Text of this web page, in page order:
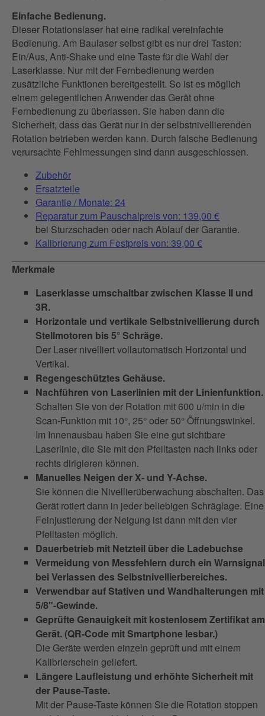
Einfache Bedienung.
Dieser Rotationslaser hat eine radikal vereinfachte
Bedienung. Am Baulaser selbst gibt es nur drei Tasten:
Ein/Aus, Anti-Shake und eine Taste für die Wahl der
Laserklasse. Nur mit der Fernbedienung werden
zusätzliche Funktionen bereitgestellt. So ist es möglich
einem gelegentlichen Anwender das Gerät ohne
Fernbedienung zu überlassen. Sie haben dann die
Sicherheit, dass das Gerät nur in der selbstnivellierenden
Rotation betrieben werden kann. Durch falsche Bedienung
verursachte Fehlmessungen sind dann ausgeschlossen.
Zubehör
Ersatzteile
Garantie / Monate: 24
Reparatur zum Pauschalpreis von: 139,00 €
bei Sturzschaden oder nach Ablauf der Garantie.
Kalibrierung zum Festpreis von: 39,00 €
Merkmale
Laserklasse umschaltbar zwischen Klasse II und
3R.
Horizontale und vertikale Selbstnivellierung durch
Stellmotoren bis 5° Schräge.
Der Laser nivelliert vollautomatisch Horizontal und
Vertikal.
Regengeschütztes Gehäuse.
Nachführen von Laserlinien mit der Linienfunktion.
Schalten Sie von der Rotation mit 600 u/min in die
Scan-Funktion mit 10°, 25° oder 50° Öffnungswinkel.
Im Innenausbau haben Sie eine gut sichtbare
Laserlinie, die Sie mit den Pfeiltasten nach links oder
rechts dirigieren können.
Manuelles Neigen der X- und Y-Achse.
Sie können die Nivellierüberwachung abschalten. Das
Gerät rotiert dann in jeder beliebigen Schräglage. Eine
Feinjustierung der Neigung ist dann mit den vier
Pfeiltasten möglich.
Dauerbetrieb mit Netzteil über die Ladebuchse
Vermeidung von Messfehlern durch ein Warnsignal
bei Verlassen des Selbstnivellierbereiches.
Verwendbar auf Stativen und Wandhalterungen mit
5/8"-Gewinde.
Geprüfte Genauigkeit mit kostenlosem Zertifikat am
Gerät. (QR-Code mit Smartphone lesbar.)
Die Geräte werden einzeln geprüft und mit einem
Kalibrierschein geliefert.
Längere Laufleistung und erhöhte Sicherheit mit
der Pause-Taste.
Mit der Pause-Taste können Sie die Rotation stoppen